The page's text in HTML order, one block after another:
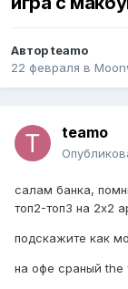
Авторteamo
22 февраля в
teamo
салам банка,
топ2-топ3 на 2х2
подскажите как
на офе сраный